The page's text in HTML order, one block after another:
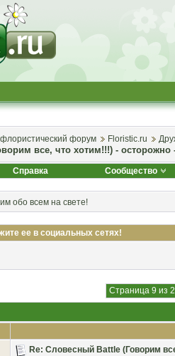
форум Floristic.ru
все, что хотим!!!) -
Справка Сообщество
обо всем на свете!
ее в социальных сетях!
Страница 9 из
Re: Словесный Battle (Говорим